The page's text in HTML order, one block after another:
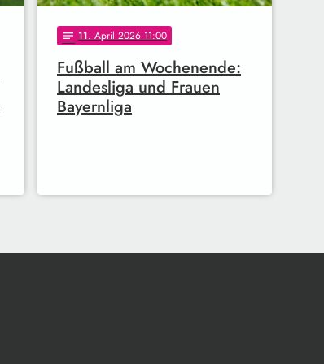
notes 11. April 2026 11:00
Fußball am Wochenende:
Landesliga und Frauen
Bayernliga